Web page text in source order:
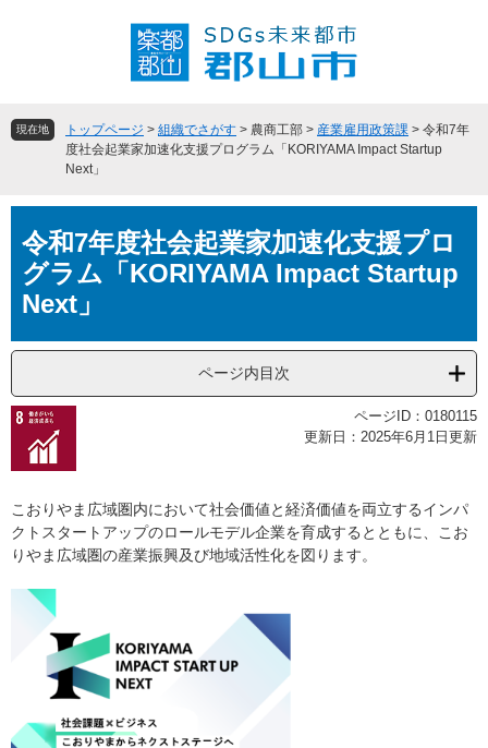
頭
飛現在地 トップページ > 組織でさがす > 農商工部 > 産業雇用政策課 > 令和7年
度社会起業家加速化支援プログラム「KORIYAMA Impact Startup
Next」
文令和7年度社会起業家加速化支援プロ
グラム「KORIYAMA Impact Startup
Next」
ページ内目次
ページID：0180115
更新日：2025年6月1日更新
こおりやま広域圏内において社会価値と経済価値を両立するインパ
クトスタートアップのロールモデル企業を育成するとともに、こお
りやま広域圏の産業振興及び地域活性化を図ります。